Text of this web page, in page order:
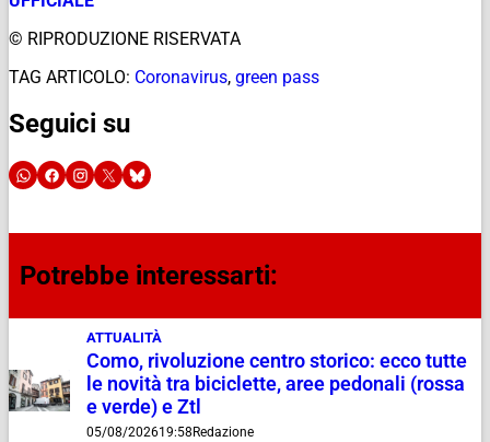
© RIPRODUZIONE RISERVATA
TAG ARTICOLO: Coronavirus, green pass
Seguici su
Potrebbe interessarti:
ATTUALITÀ
Como, rivoluzione centro storico: ecco tutte
le novità tra biciclette, aree pedonali (rossa
e verde) e Ztl
05/08/202619:58 Redazione